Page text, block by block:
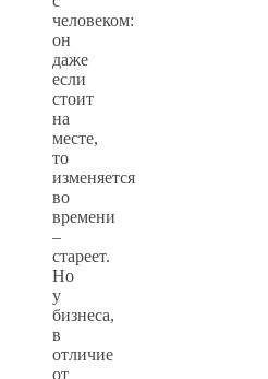
человеком:
он
даже
если
стоит
на
месте,
то
изменяется
во
времени
–
стареет.
Но
у
бизнеса,
в
отличие
от